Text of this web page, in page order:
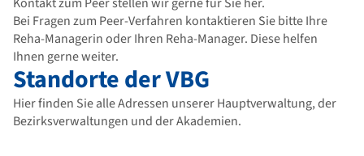
Kontakt zum Peer stellen wir gerne für Sie her.
Bei Fragen zum Peer-Verfahren kontaktieren Sie bitte Ihre
Reha-Managerin oder Ihren Reha-Manager. Diese helfen
Ihnen gerne weiter.
Standorte der VBG
Hier finden Sie alle Adressen unserer Hauptverwaltung, der
Bezirksverwaltungen und der Akademien.